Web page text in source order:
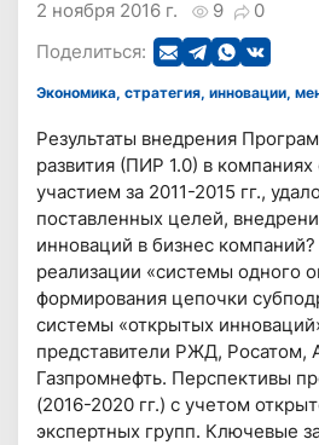
9 0
2 ноября 2016 г.
Поделиться:
Экономика, стратегия, инновации,
Результаты внедрения
развития (ПИР 1.0) в
участием за 2011-2015 гг.,
поставленных целей,
инноваций в бизнес
реализации «системы одного
формирования цепочки
системы «открытых
представители РЖД, Росатом,
Газпромнефть. Перспективы
(2016-2020 гг.) с учетом
экспертных групп. Ключевые